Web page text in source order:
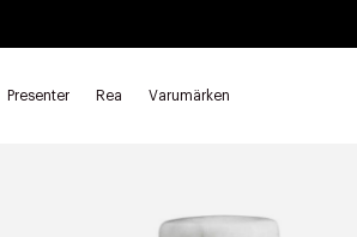
Presenter Rea Varumärken
& peppar